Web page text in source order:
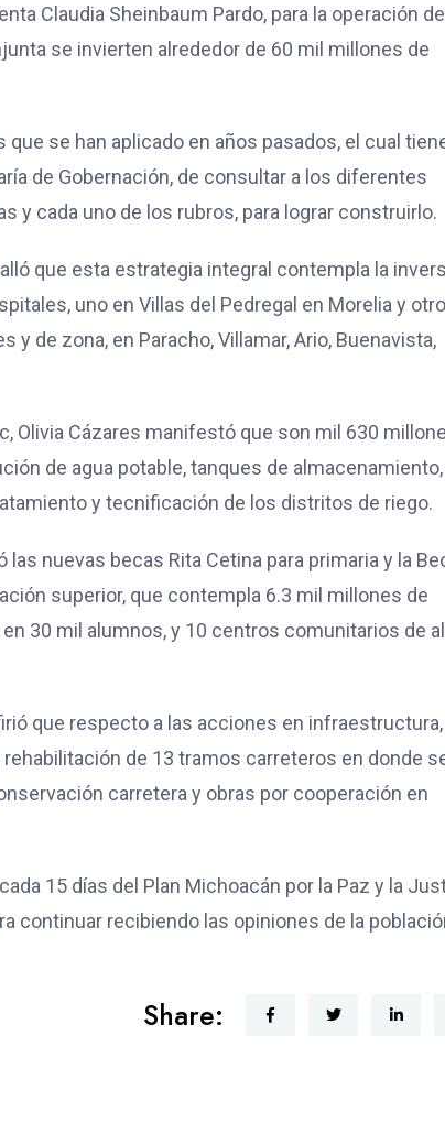
Claudia Sheinbaum Pardo, para la operación
se invierten alrededor de 60 mil millones de
se han aplicado en años pasados, el cual
de Gobernación, de consultar a los diferentes
y cada uno de los rubros, para lograr construirlo.
que esta estrategia integral contempla la
uno en Villas del Pedregal en Morelia y
de zona, en Paracho, Villamar, Ario, Buenavista,
Olivia Cázares manifestó que son mil 630
de agua potable, tanques de almacenamiento,
y tecnificación de los distritos de riego.
nuevas becas Rita Cetina para primaria y la
superior, que contempla 6.3 mil millones de
30 mil alumnos, y 10 centros comunitarios de
que respecto a las acciones en
de 13 tramos carreteros en donde
carretera y obras por cooperación en
15 días del Plan Michoacán por la Paz y la
continuar recibiendo las opiniones de la
Share: